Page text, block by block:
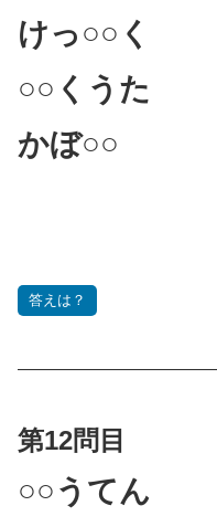
けっ○○く
○○くうた
かぼ○○
答えは？
第12問目
○○うてん